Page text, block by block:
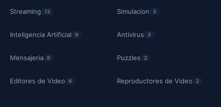
Streaming 13
Inteligencia Artificial 9
Mensajeria 8
Editores de Video 6
Simulacion 3
Antivirus 3
Puzzles 2
Reproductores de Video 2